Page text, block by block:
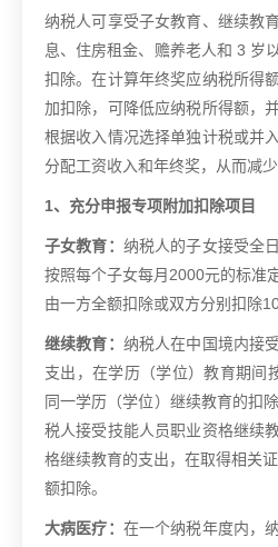
纳税人可享受子女教育、继续教
息、住房租金、赡养老人和 3 岁
扣除。在计算年终奖应纳税所得
加扣除，可降低应纳税所得额，
根据收入情况选择单独计税或并
分配工资收入和年终奖，从而减少
1、充分申报专项附加扣除项目
子女教育： 纳税人的子女接受全
按照每个子女每月2000元的标准
由一方全额扣除或双方分别扣除
继续教育： 纳税人在中国境内接
支出，在学历（学位）教育期间
同一学历（学位）继续教育的扣
税人接受技能人员职业资格继续
格继续教育的支出，在取得相关
额扣除。
大病医疗： 在一个纳税年度内，